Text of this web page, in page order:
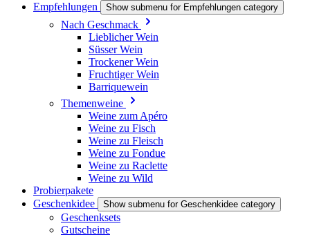
Empfehlungen
Show submenu for Empfehlungen category
Nach Geschmack
Lieblicher Wein
Süsser Wein
Trockener Wein
Fruchtiger Wein
Barriquewein
Themenweine
Weine zum Apéro
Weine zu Fisch
Weine zu Fleisch
Weine zu Fondue
Weine zu Raclette
Weine zu Wild
Probierpakete
Geschenkidee
Show submenu for Geschenkidee category
Geschenksets
Gutscheine